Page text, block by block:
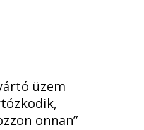
üzem
onnan”